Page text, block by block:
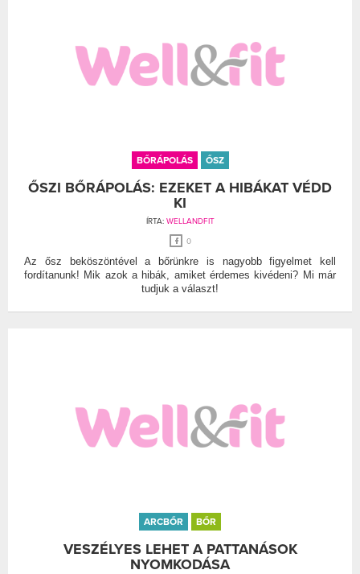
BŐRÁPOLÁS ŐSZ
ŐSZI BŐRÁPOLÁS: EZEKET A HIBÁKAT VÉDD
KI
ÍRTA: WELLANDFIT
0
Az ősz beköszöntével a bőrünkre is nagyobb figyelmet kell
fordítanunk! Mik azok a hibák, amiket érdemes kivédeni? Mi már
tudjuk a választ!
ARCBŐR BŐR
VESZÉLYES LEHET A PATTANÁSOK
NYOMKODÁSA